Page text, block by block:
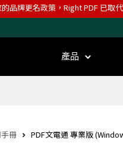
品牌更名政策，Right PDF 已取
產品
冊 PDF文電通 專業版